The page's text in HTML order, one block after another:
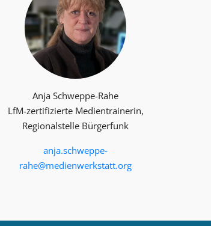
Anja Schweppe-Rahe
LfM-zertifizierte Medientrainerin,
Regionalstelle Bürgerfunk
anja.schweppe-
rahe@medienwerkstatt.org